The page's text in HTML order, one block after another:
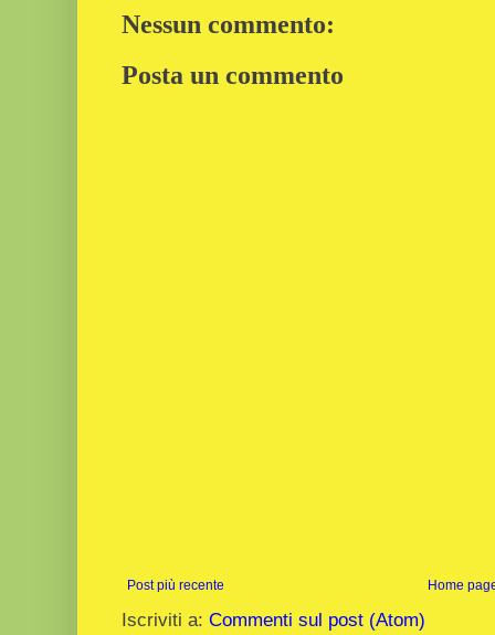
Nessun commento:
Posta un commento
Post più recente Home
Iscriviti a: Commenti sul post (Atom)